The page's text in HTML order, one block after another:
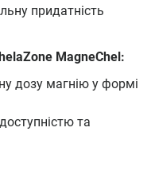
придатність
MagneChel:
дозу магнію у формі
та